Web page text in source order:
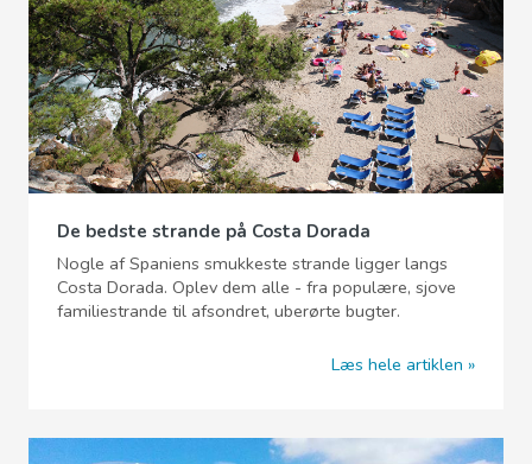
De bedste strande på Costa Dorada
Nogle af Spaniens smukkeste strande ligger langs
Costa Dorada. Oplev dem alle - fra populære, sjove
familiestrande til afsondret, uberørte bugter.
Læs hele artiklen